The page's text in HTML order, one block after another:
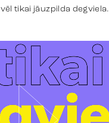
tikai jāuzpilda degviela.